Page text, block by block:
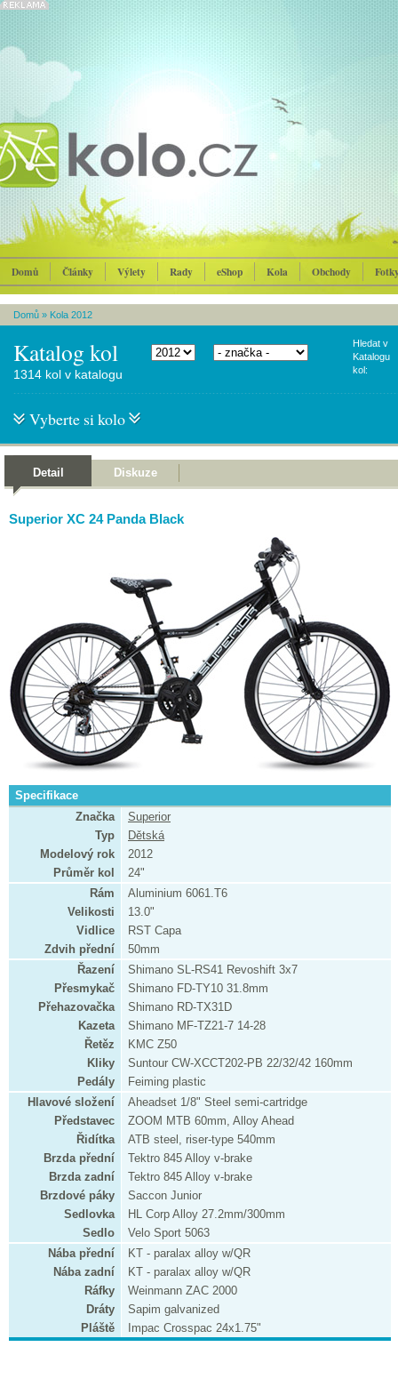
Domů Články Výlety Rady eShop Kola Obchody
Domů » Kola 2012
Katalog kol
Hledat v
Katalogu
kol:
1314 kol v katalogu
Vyberte si kolo
Detail Diskuze
Superior XC 24 Panda Black
Specifikace
Značka
Superior
Typ
Dětská
Modelový rok
2012
Průměr kol
24"
Rám
Aluminium 6061.T6
Velikosti
13.0"
Vidlice
RST Capa
Zdvih přední
50mm
Řazení
Shimano SL-RS41 Revoshift 3x7
Přesmykač
Shimano FD-TY10 31.8mm
Přehazovačka
Shimano RD-TX31D
Kazeta
Shimano MF-TZ21-7 14-28
Řetěz
KMC Z50
Kliky
Suntour CW-XCCT202-PB 22/32/42 160mm
Pedály
Feiming plastic
Hlavové složení
Aheadset 1/8" Steel semi-cartridge
Představec
ZOOM MTB 60mm, Alloy Ahead
Řidítka
ATB steel, riser-type 540mm
Brzda přední
Tektro 845 Alloy v-brake
Brzda zadní
Tektro 845 Alloy v-brake
Brzdové páky
Saccon Junior
Sedlovka
HL Corp Alloy 27.2mm/300mm
Sedlo
Velo Sport 5063
Nába přední
KT - paralax alloy w/QR
Nába zadní
KT - paralax alloy w/QR
Ráfky
Weinmann ZAC 2000
Dráty
Sapim galvanized
Pláště
Impac Crosspac 24x1.75"